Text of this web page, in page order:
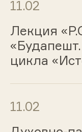
11.02
Лекция
цикла
11.02